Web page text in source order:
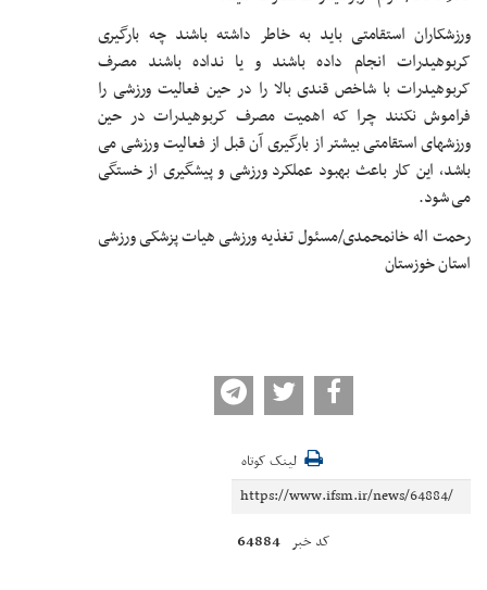
ورزشکاران استقامتی باید به خاطر داشته باشند چه بارگیری
کربوهیدرات انجام داده باشند و یا نداده باشند مصرف
کربوهیدرات با شاخص قندی بالا را در حین فعالیت ورزشی را
فراموش نکنند چرا که اهمیت مصرف کربوهیدرات در حین
ورزش‏های استقامتی بیشتر از بارگیری آن قبل از فعالیت ورزشی می
باشد، این کار باعث بهبود عملکرد ورزشی و پیشگیری از خستگی
می شود.
رحمت اله خانمحمدی/مسئول تغذیه ورزشی هیات پزشکی ورزشی
استان خوزستان
لینک کوتاه
کد خبر 64884